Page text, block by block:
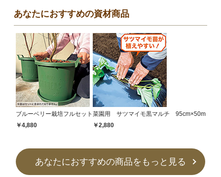
あなたにおすすめの資材商品
ブルーベリー栽培フルセット
￥4,880
菜園用 サツマイモ黒マルチ 95cm×50m
￥2,880
あなたにおすすめの商品をもっと見る